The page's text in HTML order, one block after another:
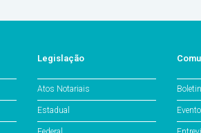
Legislação
Atos Notariais
Estadual